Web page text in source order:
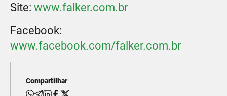
Site: www.falker.com.br
Facebook:
www.facebook.com/falker.com.br
Compartilhar